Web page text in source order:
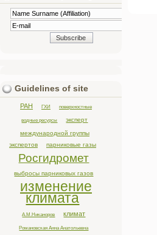
Guidelines of site
РАН ГХИ поверхностные
водные ресурсы
эксперт
международной группы
экспертов
парниковые газы
Росгидромет
выбросы парниковых газов
изменение
климата
А.М.Никаноров климат
Романовская Анна Анатольевна